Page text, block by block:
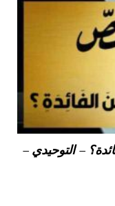
– التوحيدي –